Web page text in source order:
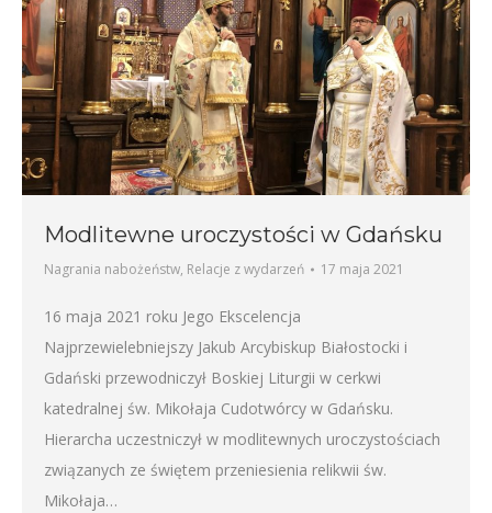
Modlitewne uroczystości w Gdańsku
Nagrania nabożeństw, Relacje z wydarzeń 17 maja 2021
16 maja 2021 roku Jego Ekscelencja
Najprzewielebniejszy Jakub Arcybiskup Białostocki i
Gdański przewodniczył Boskiej Liturgii w cerkwi
katedralnej św. Mikołaja Cudotwórcy w Gdańsku.
Hierarcha uczestniczył w modlitewnych uroczystościach
związanych ze świętem przeniesienia relikwii św.
Mikołaja…